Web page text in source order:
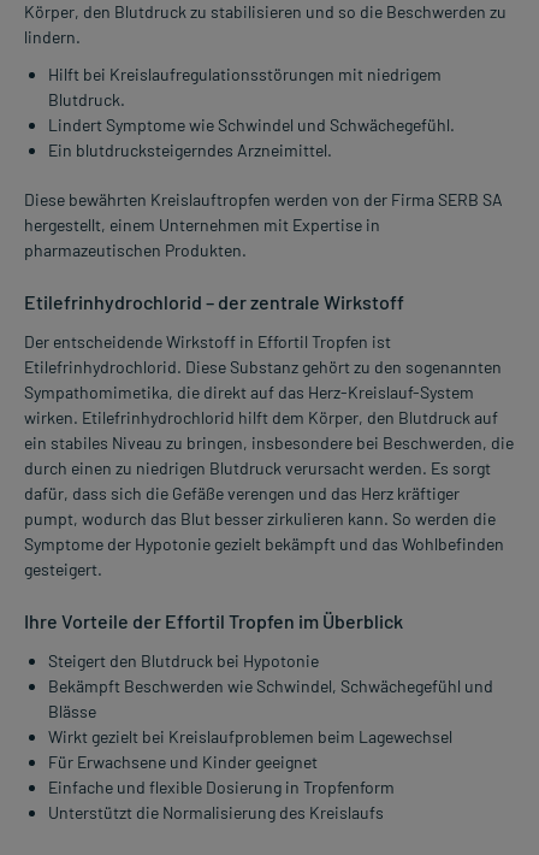
Körper, den Blutdruck zu stabilisieren und so die Beschwerden zu
lindern.
Hilft bei Kreislaufregulationsstörungen mit niedrigem
Blutdruck.
Lindert Symptome wie Schwindel und Schwächegefühl.
Ein blutdrucksteigerndes Arzneimittel.
Diese bewährten Kreislauftropfen werden von der Firma SERB SA
hergestellt, einem Unternehmen mit Expertise in
pharmazeutischen Produkten.
Etilefrinhydrochlorid – der zentrale Wirkstoff
Der entscheidende Wirkstoff in Effortil Tropfen ist
Etilefrinhydrochlorid. Diese Substanz gehört zu den sogenannten
Sympathomimetika, die direkt auf das Herz-Kreislauf-System
wirken. Etilefrinhydrochlorid hilft dem Körper, den Blutdruck auf
ein stabiles Niveau zu bringen, insbesondere bei Beschwerden, die
durch einen zu niedrigen Blutdruck verursacht werden. Es sorgt
dafür, dass sich die Gefäße verengen und das Herz kräftiger
pumpt, wodurch das Blut besser zirkulieren kann. So werden die
Symptome der Hypotonie gezielt bekämpft und das Wohlbefinden
gesteigert.
Ihre Vorteile der Effortil Tropfen im Überblick
Steigert den Blutdruck bei Hypotonie
Bekämpft Beschwerden wie Schwindel, Schwächegefühl und
Blässe
Wirkt gezielt bei Kreislaufproblemen beim Lagewechsel
Für Erwachsene und Kinder geeignet
Einfache und flexible Dosierung in Tropfenform
Unterstützt die Normalisierung des Kreislaufs